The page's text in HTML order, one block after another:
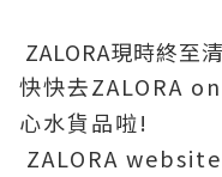
ZALORA現時終至
快快去ZALORA
心水貨品啦!
ZALORA website